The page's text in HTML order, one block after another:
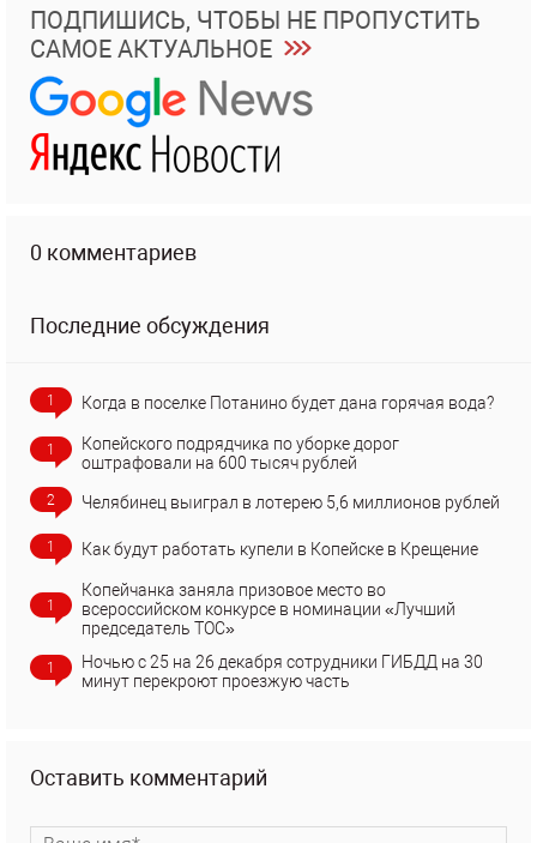
ПОДПИШИСЬ, ЧТОБЫ НЕ ПРОПУСТИТЬ
САМОЕ АКТУАЛЬНОЕ
0 комментариев
Последние обсуждения
1 Когда в поселке Потанино будет дана горячая вода?
1
Копейского подрядчика по уборке дорог
оштрафовали на 600 тысяч рублей
2 Челябинец выиграл в лотерею 5,6 миллионов рублей
1 Как будут работать купели в Копейске в Крещение
1
Копейчанка заняла призовое место во
всероссийском конкурсе в номинации «Лучший
председатель ТОС»
1
Ночью с 25 на 26 декабря сотрудники ГИБДД на 30
минут перекроют проезжую часть
Оставить комментарий